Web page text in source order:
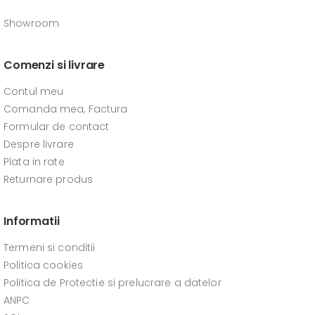
Showroom
Comenzi si livrare
Contul meu
Comanda mea, Factura
Formular de contact
Despre livrare
Plata in rate
Returnare produs
Informatii
Termeni si conditii
Politica cookies
Politica de Protectie si prelucrare a datelor
ANPC